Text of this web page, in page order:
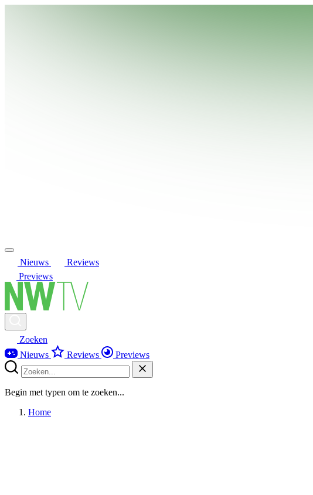
Nieuws
Reviews
Previews
Zoeken
Nieuws
Reviews Previews
Begin met typen om te zoeken...
Home